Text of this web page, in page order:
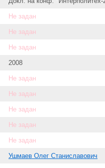
Не задан
Не задан
Не задан
2008
Не задан
Не задан
Не задан
Не задан
Не задан
Ушмаев Олег Станиславович